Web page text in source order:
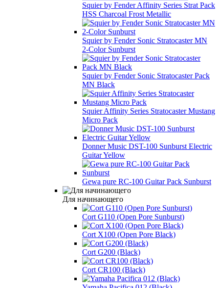
Squier by Fender Affinity Series Strat Pack
HSS Charcoal Frost Metallic
Squier by Fender Sonic Stratocaster MN
2-Color Sunburst
Squier by Fender Sonic Stratocaster Pack
MN Black
Squier Affinity Series Stratocaster Mustang
Micro Pack
Donner Music DST-100 Sunburst Electric
Guitar Yellow
Gewa pure RC-100 Guitar Pack Sunburst
Для начинающего
Cort G110 (Open Pore Sunburst)
Cort X100 (Open Pore Black)
Cort G200 (Black)
Cort CR100 (Black)